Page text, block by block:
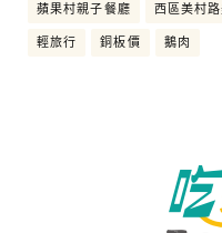
蘋果村親子餐廳 西區美村
輕旅行 銅板價 鵝肉